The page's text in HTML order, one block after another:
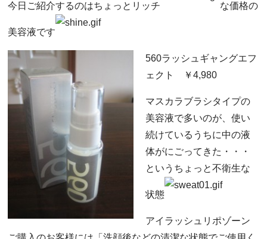
今日ご紹介するのはちょっとリッチ な価格の
美容液です
560ラッシュギャングエフ
ェクト ￥4,980
マスカラブラシタイプの
美容液で多いのが、使い
続けているうちに中の液
体がにごってきた・・・
というちょっと不衛生な
状態
アイラッシュリポゾーン